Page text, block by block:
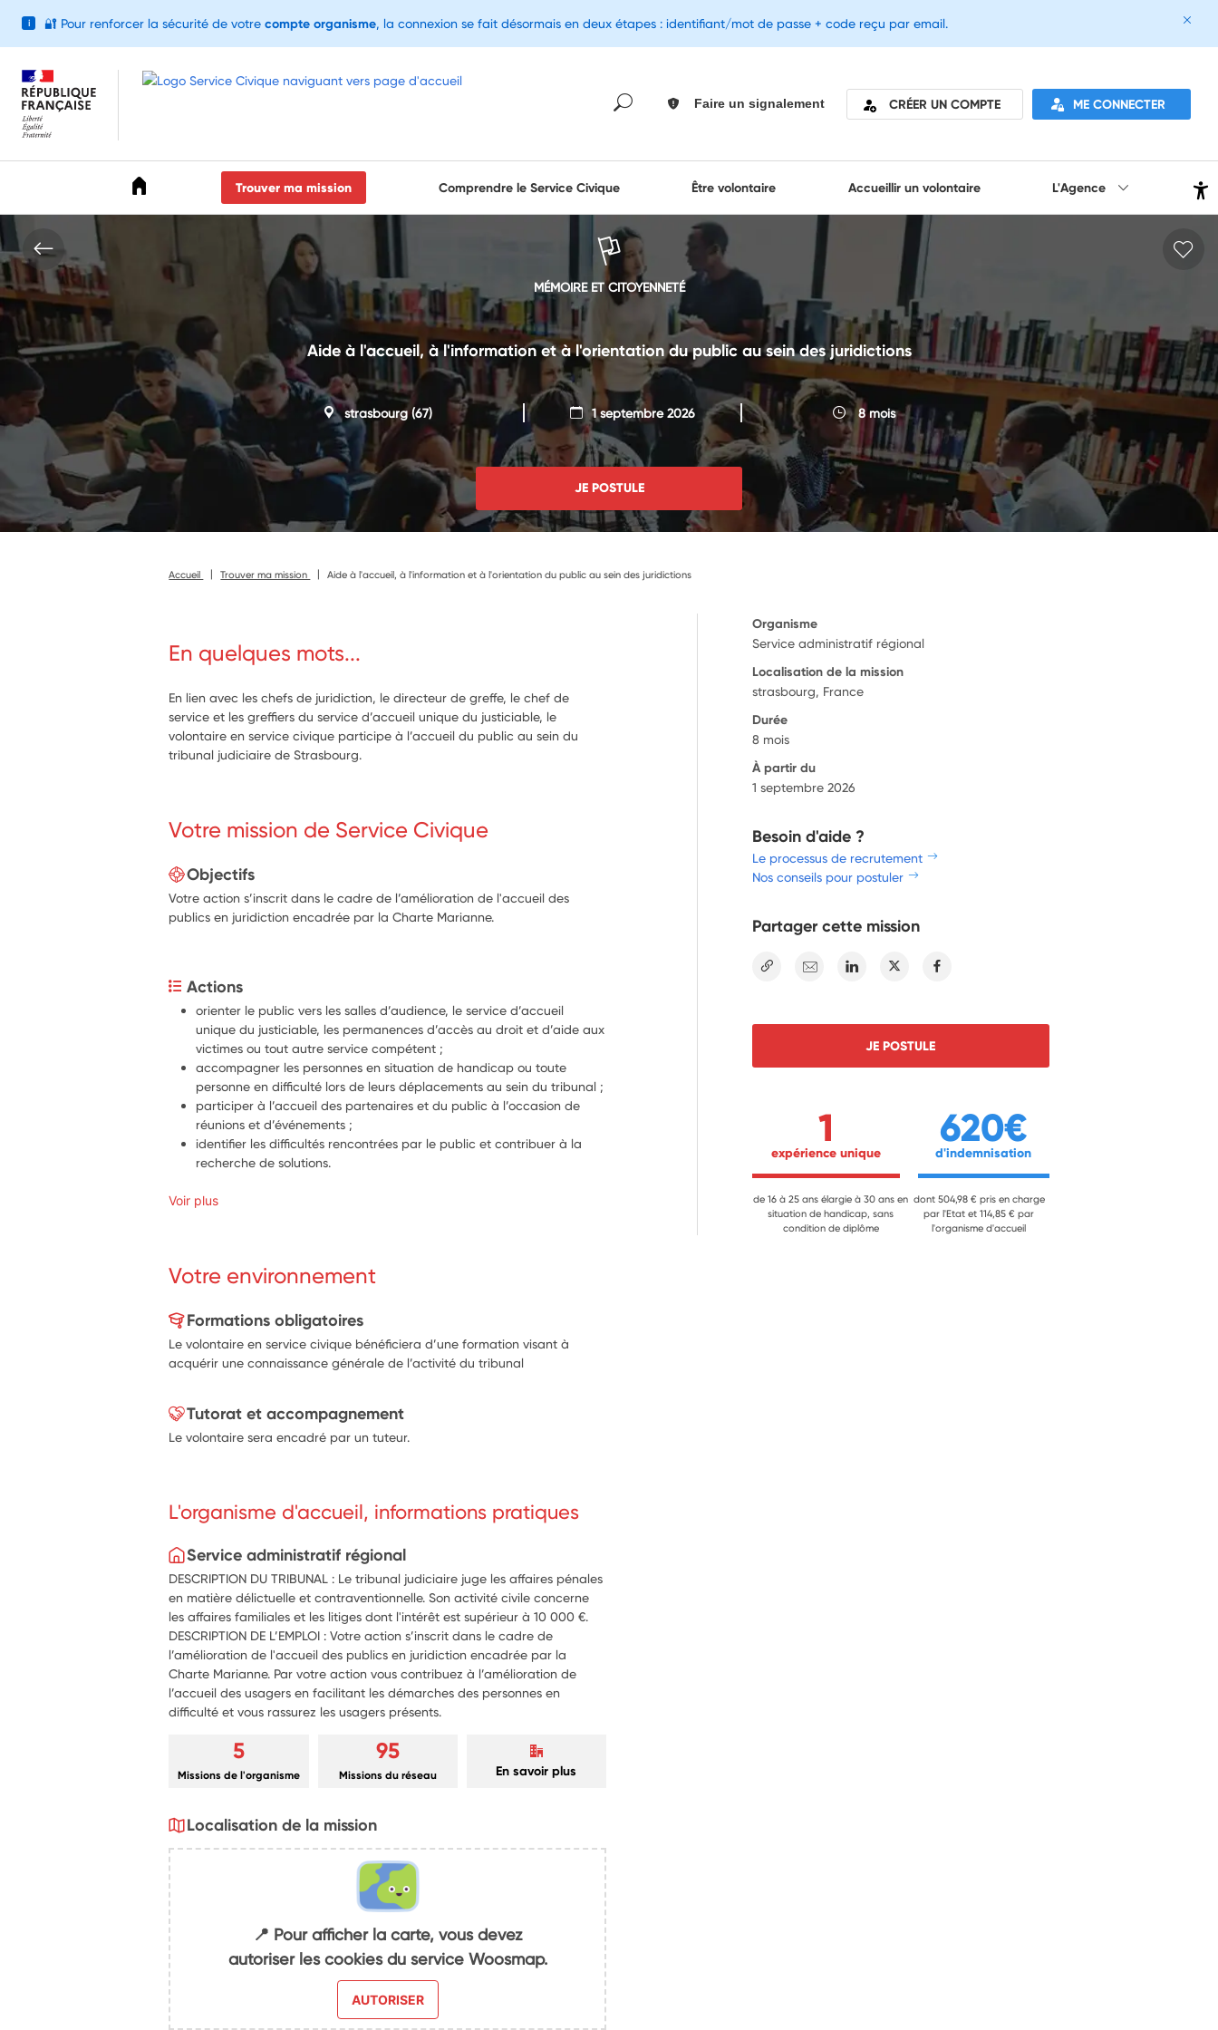
Faire un signalement CRÉER UN COMPTE ME CONNECTER
Trouver ma mission Comprendre le Service Civique Être volontaire Accueillir un volontaire L'Agence
MÉMOIRE ET CITOYENNETÉ
Aide à l'accueil, à l'information et à l'orientation du public au sein des juridictions
strasbourg(67) 1 septembre 2026 8 mois
JE POSTULE
Accueil Trouver ma mission Aide à l'accueil, à l'information et à l'orientation du public au sein des juridictions
En quelques mots...
En lien avec les chefs de juridiction, le directeur de greffe, le chef de
service et les greffiers du service d’accueil unique du justiciable, le
volontaire en service civique participe à l’accueil du public au sein du
tribunal judiciaire de Strasbourg.
Votre mission de Service Civique
Objectifs
Votre action s’inscrit dans le cadre de l’amélioration de l'accueil des
publics en juridiction encadrée par la Charte Marianne.
Actions
orienter le public vers les salles d’audience, le service d’accueil
unique du justiciable, les permanences d’accès au droit et d’aide aux
victimes ou tout autre service compétent ;
accompagner les personnes en situation de handicap ou toute
personne en difficulté lors de leurs déplacements au sein du tribunal ;
participer à l’accueil des partenaires et du public à l’occasion de
réunions et d’événements ;
identifier les difficultés rencontrées par le public et contribuer à la
recherche de solutions.
Voir plus
Votre environnement
Formations obligatoires
Le volontaire en service civique bénéficiera d’une formation visant à
acquérir une connaissance générale de l’activité du tribunal
Tutorat et accompagnement
Le volontaire sera encadré par un tuteur.
L'organisme d'accueil, informations pratiques
Service administratif régional
DESCRIPTION DU TRIBUNAL : Le tribunal judiciaire juge les affaires pénales
en matière délictuelle et contraventionnelle. Son activité civile concerne
les affaires familiales et les litiges dont l'intérêt est supérieur à 10 000 €.
DESCRIPTION DE L’EMPLOI : Votre action s’inscrit dans le cadre de
l’amélioration de l'accueil des publics en juridiction encadrée par la
Charte Marianne. Par votre action vous contribuez à l’amélioration de
l’accueil des usagers en facilitant les démarches des personnes en
difficulté et vous rassurez les usagers présents.
5
Missions de l'organisme
95
Missions du réseau En savoir plus
Localisation de la mission
📍 Pour afficher la carte, vous devez
autoriser les cookies du service Woosmap.
AUTORISER
Organisme
Service administratif régional
Localisation de la mission
strasbourg, France
Durée
8 mois
À partir du
1 septembre 2026
Besoin d'aide ?
Le processus de recrutement
Nos conseils pour postuler
Partager cette mission
E-mail Linkedin Twitter
JE POSTULE
1
expérience unique
de 16 à 25 ans élargie à 30 ans en
situation de handicap, sans
condition de diplôme
620€
d'indemnisation
dont 504,98 € pris en charge
par l'Etat et 114,85 € par
l'organisme d'accueil
i 🔐 Pour renforcer la sécurité de votre compte organisme, la connexion se fait désormais en deux étapes : identifiant/mot de passe + code reçu par email.